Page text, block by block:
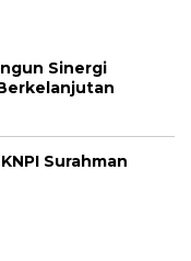
Sinergi
Surahman